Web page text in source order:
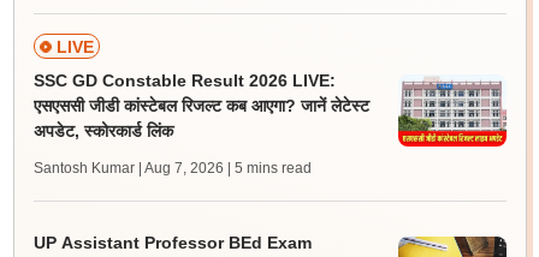
LIVE
SSC GD Constable Result 2026 LIVE:
एसएससी जीडी कांस्टेबल रिजल्ट कब आएगा? जानें लेटेस्ट
अपडेट, स्कोरकार्ड लिंक
Santosh Kumar | Aug 7, 2026 | 5 mins read
UP Assistant Professor BEd Exam